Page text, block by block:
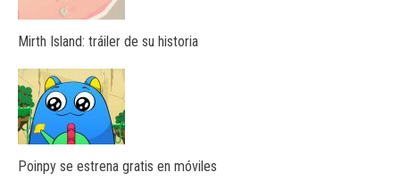
Mirth Island: tráiler de su historia
Poinpy se estrena gratis en móviles